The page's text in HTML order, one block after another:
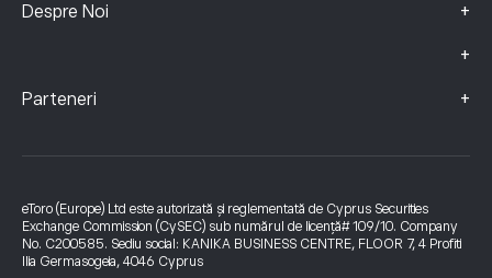
Despre Noi +
+
Parteneri +
eToro (Europe) Ltd este autorizată și reglementată de Cyprus Securities
Exchange Commission (CySEC) sub numărul de licență# 109/10. Company
No. C200585. Sediu social: KANIKA BUSINESS CENTRE, FLOOR 7, 4 Profiti
Ilia Germasogeia, 4046 Cyprus